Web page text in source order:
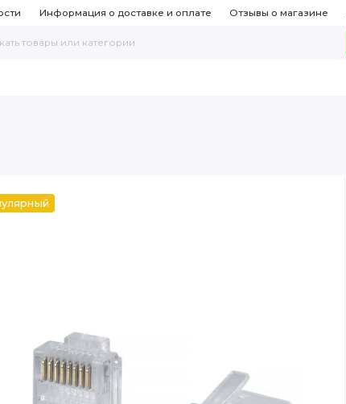
Информация о доставке и оплате Отзывы о магазине